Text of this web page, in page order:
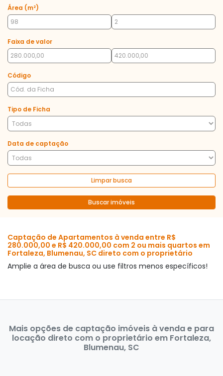
Área (m²)
Faixa de valor
Código
Tipo de Ficha
Data de captação
Limpar busca
Buscar imóveis
Captação de Apartamentos à venda entre R$
280.000,00 e R$ 420.000,00 com 2 ou mais quartos em
Fortaleza, Blumenau, SC direto com o proprietário
Amplie a área de busca ou use filtros menos específicos!
Mais opções de captação imóveis à venda e para
locação direto com o proprietário em Fortaleza,
Blumenau, SC